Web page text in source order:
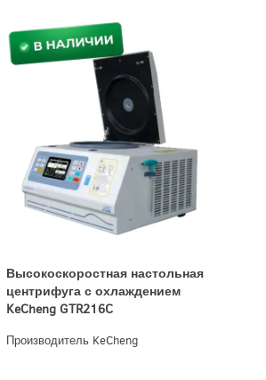
Высокоскоростная настольная
центрифуга с охлаждением
KeCheng GTR216C
Производитель KeCheng